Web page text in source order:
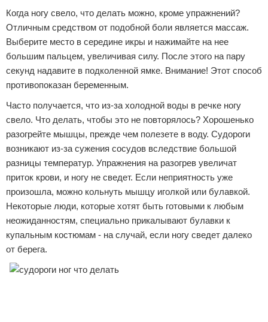
Когда ногу свело, что делать можно, кроме упражнений?
Отличным средством от подобной боли является массаж.
Выберите место в середине икры и нажимайте на нее
большим пальцем, увеличивая силу. После этого на пару
секунд надавите в подколенной ямке. Внимание! Этот способ
противопоказан беременным.
Часто получается, что из-за холодной воды в речке ногу
свело. Что делать, чтобы это не повторялось? Хорошенько
разогрейте мышцы, прежде чем полезете в воду. Судороги
возникают из-за сужения сосудов вследствие большой
разницы температур. Упражнения на разогрев увеличат
приток крови, и ногу не сведет. Если неприятность уже
произошла, можно кольнуть мышцу иголкой или булавкой.
Некоторые люди, которые хотят быть готовыми к любым
неожиданностям, специально прикалывают булавки к
купальным костюмам - на случай, если ногу сведет далеко
от берега.